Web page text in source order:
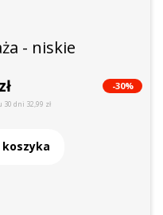
- niskie
-30%
dni 32,99 zł
koszyka